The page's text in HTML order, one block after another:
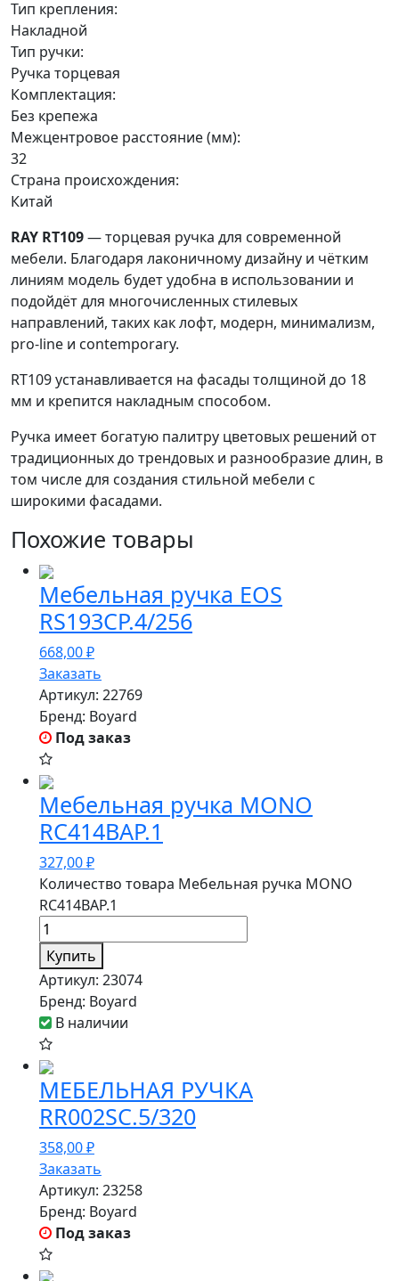
Тип крепления:
Накладной
Тип ручки:
Ручка торцевая
Комплектация:
Без крепежа
Межцентровое расстояние (мм):
32
Страна происхождения:
Китай
RAY RT109— торцевая ручка для современной
мебели. Благодаря лаконичному дизайну и чётким
линиям модель будет удобна в использовании и
подойдёт для многочисленных стилевых
направлений, таких как лофт, модерн, минимализм,
pro-line и contemporary.
RT109 устанавливается на фасады толщиной до 18
мм и крепится накладным способом.
Ручка имеет богатую палитру цветовых решений от
традиционных до трендовых и разнообразие длин, в
том числе для создания стильной мебели с
широкими фасадами.
Похожие товары
Мебельная ручка EOS
RS193CP.4/256
668,00₽
Заказать
Артикул: 22769
Бренд: Boyard
Под заказ
Мебельная ручка MONO
RC414BAP.1
327,00₽
Количество товара Мебельная ручка MONO
RC414BAP.1
Купить
Артикул: 23074
Бренд: Boyard
В наличии
МЕБЕЛЬНАЯ РУЧКА
RR002SC.5/320
358,00₽
Заказать
Артикул: 23258
Бренд: Boyard
Под заказ